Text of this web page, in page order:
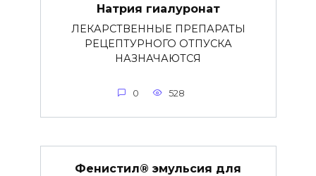
Натрия гиалуронат
ЛЕКАРСТВЕННЫЕ ПРЕПАРАТЫ
РЕЦЕПТУРНОГО ОТПУСКА
НАЗНАЧАЮТСЯ
0 528
Фенистил® эмульсия для